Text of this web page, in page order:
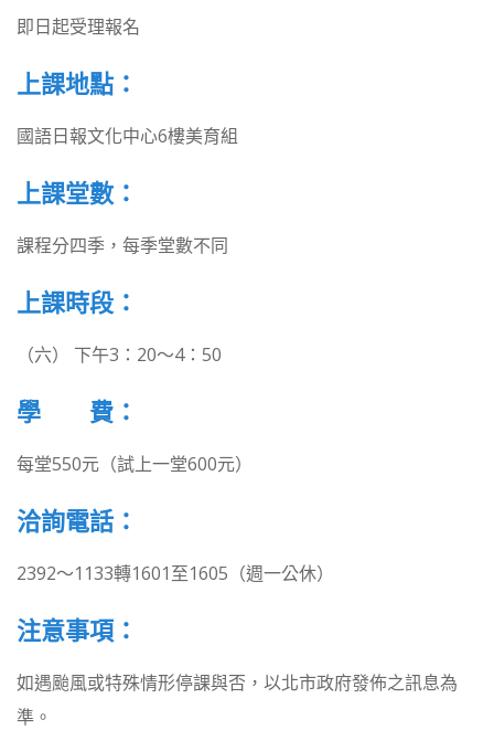
即日起受理報名
上課地點：
國語日報文化中心6樓美育組
上課堂數：
課程分四季，每季堂數不同
上課時段：
（六） 下午3：20～4：50
學 費：
每堂550元（試上一堂600元）
洽詢電話：
2392～1133轉1601至1605（週一公休）
注意事項：
如遇颱風或特殊情形停課與否，以北市政府發佈之訊息為
準。